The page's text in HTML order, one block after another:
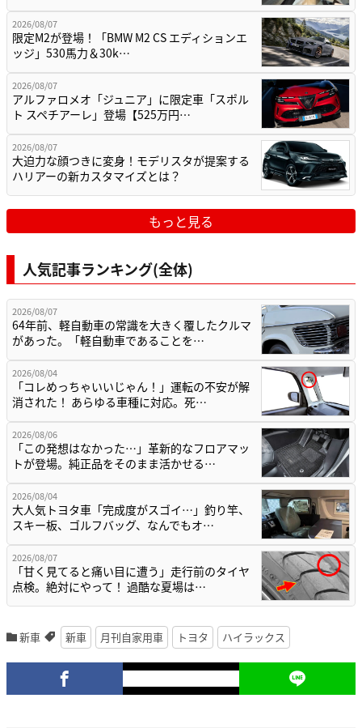
2026/08/07
限定M2が登場！「BMW M2 CS エディションエ
ッジ」530馬力＆30k…
2026/08/07
アルファロメオ「ジュニア」に限定車「スポル
ト スペチアーレ」登場【525万円…
2026/08/07
大迫力な顔つきに変身！モデリスタが提案する
ハリアーの新カスタマイズとは？
もっと見る
人気記事ランキング(全体)
2026/08/07
64年前、軽自動車の常識を大きく覆したクルマ
があった。「軽自動車であることを…
2026/08/04
「コレめっちゃいいじゃん！」運転の不安が解
消された！ あらゆる車種に対応。死…
2026/08/06
「この発想はなかった…」革新的なフロアマッ
トが登場。純正品をそのまま活かせる…
2026/08/04
大人気トヨタ車「完成度がスゴイ…」釣り竿、
スキー板、ゴルフバッグ、なんでもオ…
2026/08/07
「甘く見てると痛い目に遭う」走行前のタイヤ
点検。絶対にやって！ 過酷な夏場は…
新車 新車 月刊自家用車 トヨタ ハイラックス